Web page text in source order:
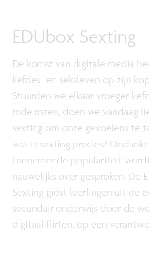
EDUbox Sexting
De komst van digitale media
liefdes- en seksleven op zijn
Stuurden we elkaar vroeger
rode rozen, doen we vandaag
sexting om onze gevoelens te
wat is sexting precies?
toenemende populariteit
nauwelijks over gesproken. De
Sexting gidst leerlingen uit de
secundair onderwijs door de
digitaal flirten, op een